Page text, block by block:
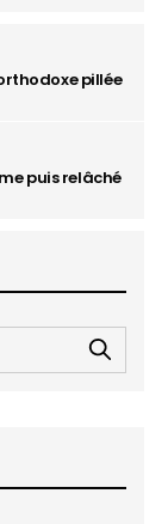
pillée
puis relâché